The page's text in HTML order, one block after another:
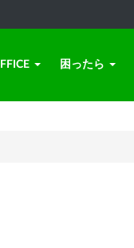
困ったら